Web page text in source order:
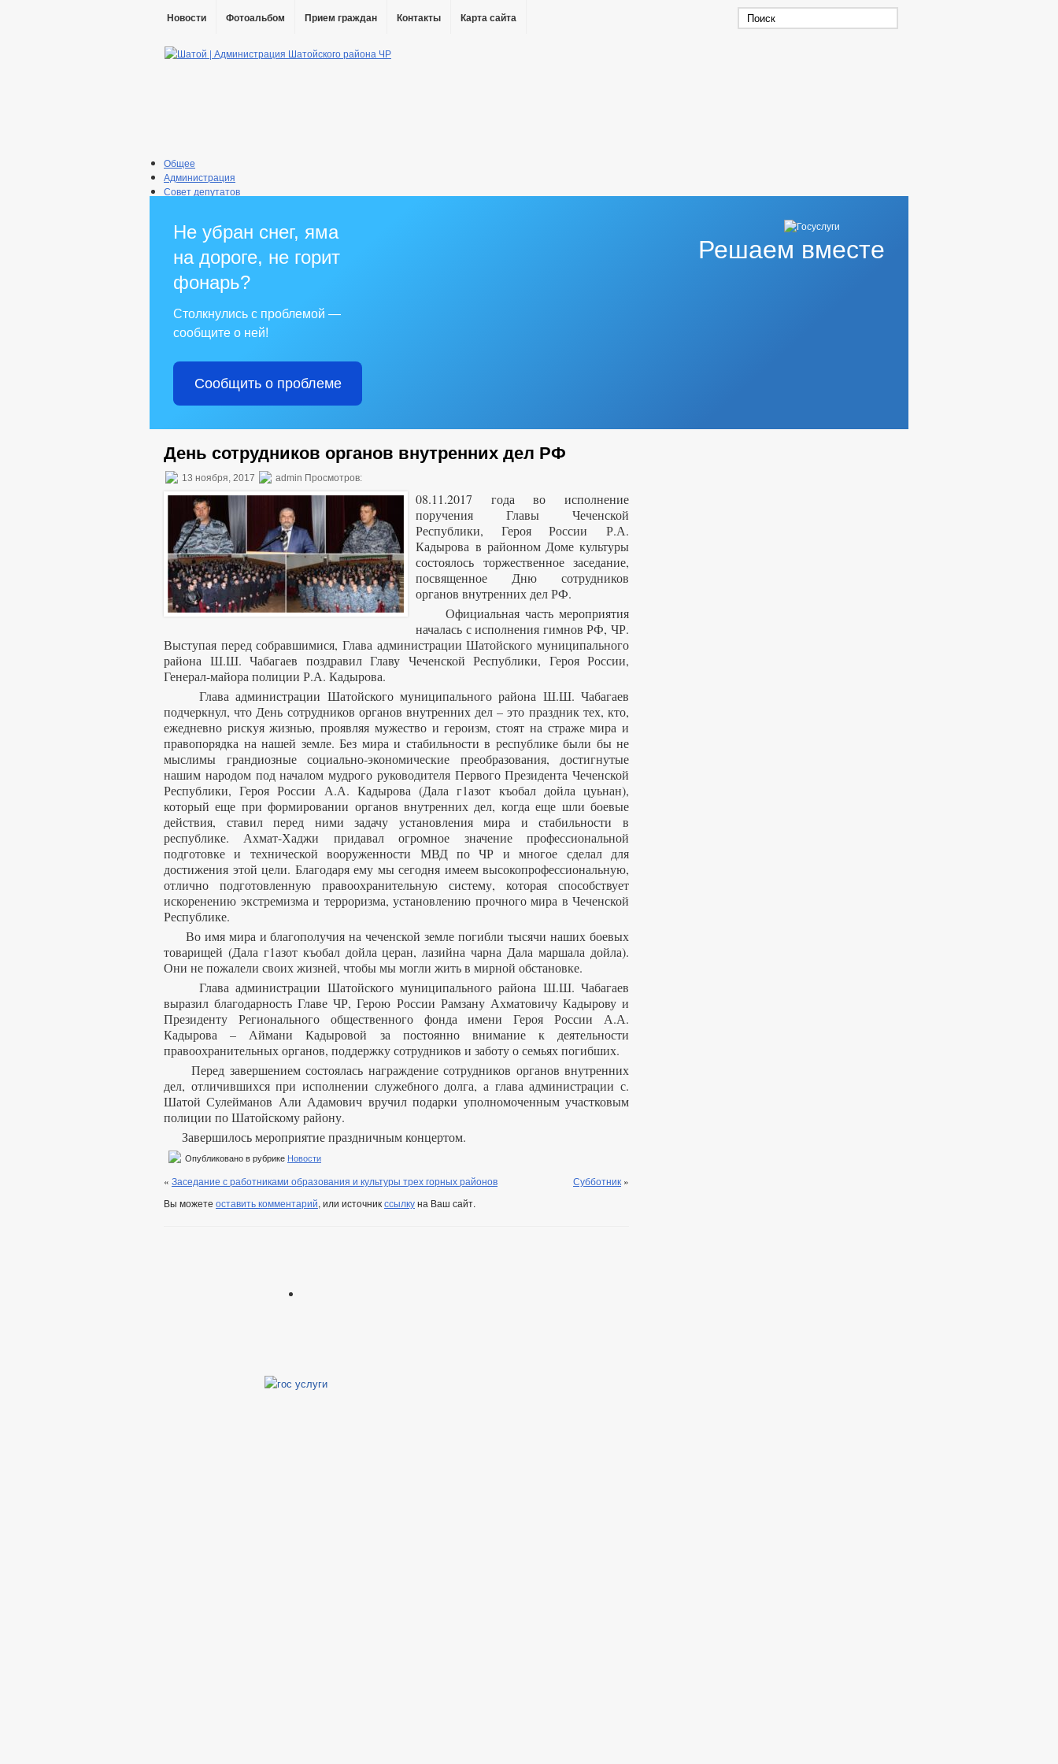
Новости Фотоальбом Прием граждан Контакты Карта сайта
Общее
Администрация
Совет депутатов
Бюджет
Прием граждан
Решаем вместе
Не убран снег, яма
на дороге, не горит
фонарь?
Столкнулись с проблемой —
сообщите о ней!
Сообщить о проблеме
День сотрудников органов внутренних дел РФ
13 ноября, 2017 admin Просмотров:
08.11.2017 года во исполнение
поручения Главы Чеченской
Республики, Героя России Р.А.
Кадырова в районном Доме культуры
состоялось торжественное заседание,
посвященное Дню сотрудников
органов внутренних дел РФ.
Официальная часть мероприятия
началась с исполнения гимнов РФ, ЧР.
Выступая перед собравшимися, Глава администрации Шатойского муниципального
района Ш.Ш. Чабагаев поздравил Главу Чеченской Республики, Героя России,
Генерал-майора полиции Р.А. Кадырова.
Глава администрации Шатойского муниципального района Ш.Ш. Чабагаев
подчеркнул, что День сотрудников органов внутренних дел – это праздник тех, кто,
ежедневно рискуя жизнью, проявляя мужество и героизм, стоят на страже мира и
правопорядка на нашей земле. Без мира и стабильности в республике были бы не
мыслимы грандиозные социально-экономические преобразования, достигнутые
нашим народом под началом мудрого руководителя Первого Президента Чеченской
Республики, Героя России А.А. Кадырова (Дала г1азот къобал дойла цуьнан),
который еще при формировании органов внутренних дел, когда еще шли боевые
действия, ставил перед ними задачу установления мира и стабильности в
республике. Ахмат-Хаджи придавал огромное значение профессиональной
подготовке и технической вооруженности МВД по ЧР и многое сделал для
достижения этой цели. Благодаря ему мы сегодня имеем высокопрофессиональную,
отлично подготовленную правоохранительную систему, которая способствует
искоренению экстремизма и терроризма, установлению прочного мира в Чеченской
Республике.
Во имя мира и благополучия на чеченской земле погибли тысячи наших боевых
товарищей (Дала г1азот къобал дойла церан, лазийна чарна Дала маршала дойла).
Они не пожалели своих жизней, чтобы мы могли жить в мирной обстановке.
Глава администрации Шатойского муниципального района Ш.Ш. Чабагаев
выразил благодарность Главе ЧР, Герою России Рамзану Ахматовичу Кадырову и
Президенту Регионального общественного фонда имени Героя России А.А.
Кадырова – Аймани Кадыровой за постоянно внимание к деятельности
правоохранительных органов, поддержку сотрудников и заботу о семьях погибших.
Перед завершением состоялась награждение сотрудников органов внутренних
дел, отличившихся при исполнении служебного долга, а глава администрации с.
Шатой Сулейманов Али Адамович вручил подарки уполномоченным участковым
полиции по Шатойскому району.
Завершилось мероприятие праздничным концертом.
Опубликовано в рубрике Новости
« Заседание с работниками образования и культуры трех горных районов Субботник »
Вы можете оставить комментарий, или источникссылкуна Ваш сайт.